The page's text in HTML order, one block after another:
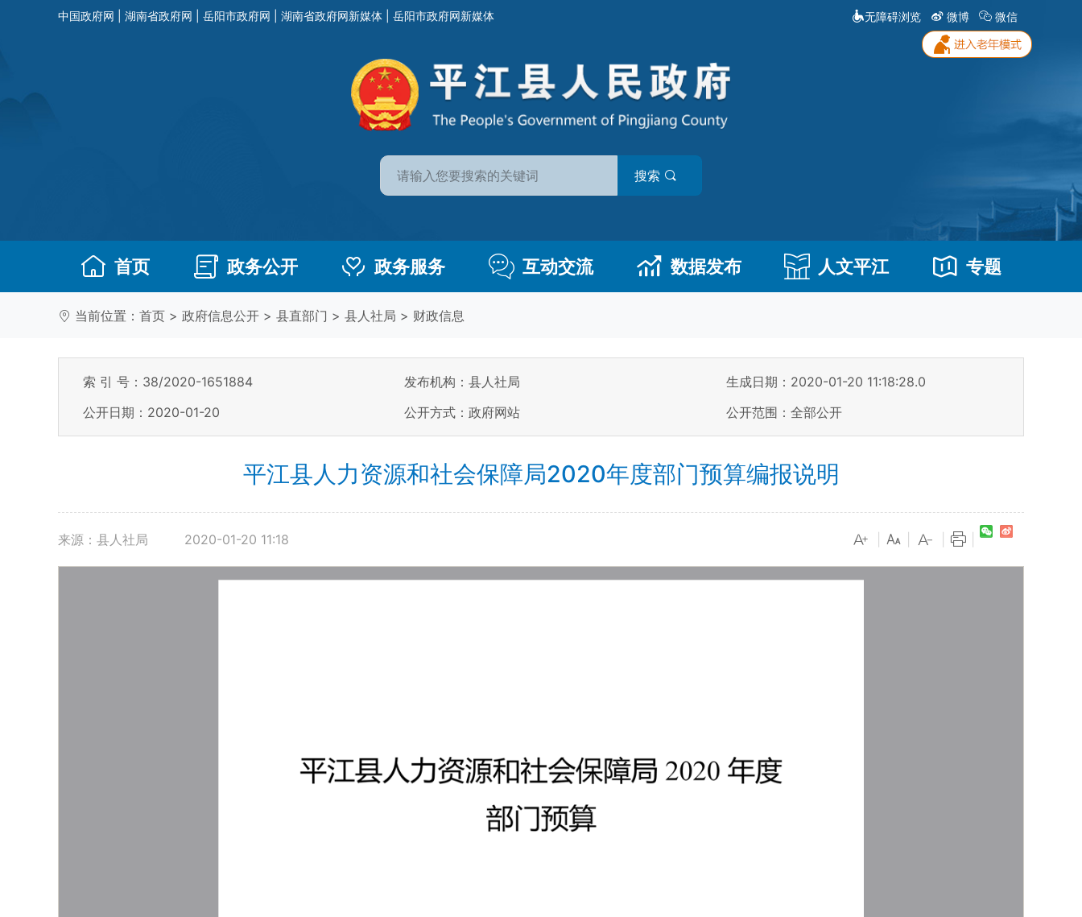
中国政府网 湖南省政府网 岳阳市政府网 湖南省政府网新媒体 岳阳市政府网新媒体 无障碍浏览 微博 微信
搜索
首页 政务公开 政务服务 互动交流 数据发布 人文平江 专题
当前位置： 首页 > 政府信息公开 > 县直部门 > 县人社局 > 财政信息
索 引 号：38/2020-1651884 发布机构：县人社局
生成日期：2020-01-20 11:18:28.0
公开日期：2020-01-20
公开方式：政府网站 公开范围：全部公开
平江县人力资源和社会保障局2020年度部门预算编报说明
来源：县人社局 2020-01-20 11:18